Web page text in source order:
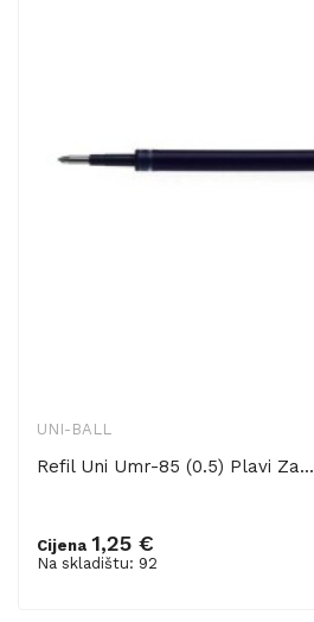
UNI-BALL
Refil Uni Umr-85 (0.5) Plavi Za...
Cijena 1,25 €
Na skladištu: 92
Dodaj u košaricu